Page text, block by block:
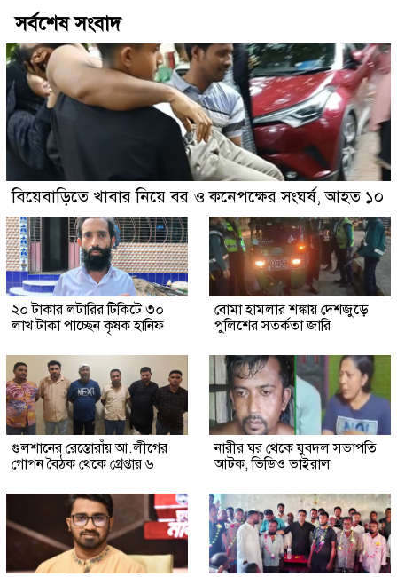
সর্বশেষ সংবাদ
বিয়েবাড়িতে খাবার নিয়ে বর ও কনেপক্ষের সংঘর্ষ, আহত ১০
২০ টাকার লটারির টিকিটে ৩০
লাখ টাকা পাচ্ছেন কৃষক হানিফ
বোমা হামলার শঙ্কায় দেশজুড়ে
পুলিশের সতর্কতা জারি
গুলশানের রেস্তোরাঁয় আ.লীগের
গোপন বৈঠক থেকে গ্রেপ্তার ৬
নারীর ঘর থেকে যুবদল সভাপতি
আটক, ভিডিও ভাইরাল